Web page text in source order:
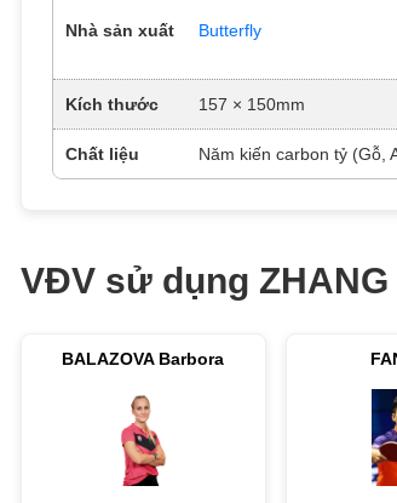
Nhà sản xuất Butterfly
Kích thước 157 × 150mm
Chất liệu Năm kiến ​​carbon tỷ (Gỗ,
VĐV sử dụng ZHANG
BALAZOVA Barbora